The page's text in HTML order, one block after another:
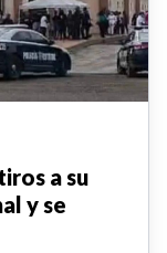
a su
y se